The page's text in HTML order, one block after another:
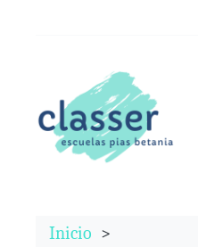
Inicio